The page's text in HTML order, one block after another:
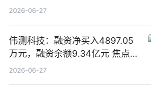
2026-06-27
伟测科技：融资净买入4897.05
万元，融资余额9.34亿元 焦点热
文
2026-06-27